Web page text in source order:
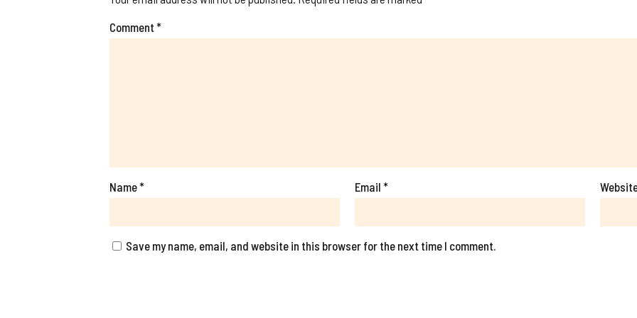
Comment*
Name* Email *
Save my name, email, and website in this browser for the next time I comment.